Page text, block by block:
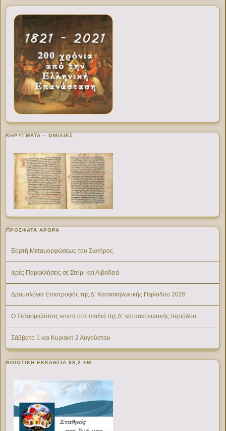
ΚΗΡΥΓΜΑΤΑ – ΟΜΙΛΙΕΣ
ΠΡΌΣΦΑΤΑ ΆΡΘΡΑ
Εορτή Μεταμορφώσεως του Σωτήρος
Ιερές Παρακλήσεις σε Στείρι και Λιβαδειά
Δρομολόγια Επιστροφής της Δ’ Κατασκηνωτικής Περίοδου 2026
Ο Σεβασμιώτατος κοντά στα παιδιά της Δ΄ κατασκηνωτικής περιόδου
Σάββατο 1 και Κυριακή 2 Αυγούστου
ΒΟΙΩΤΙΚΉ ΕΚΚΛΗΣΊΑ 99,2 FM